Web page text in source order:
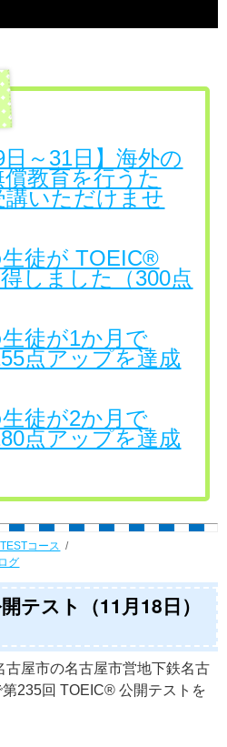
日～31日】海外の
教育を行うた
いただけませ
徒が TOEIC®
しました（300点
徒が1か月で
点アップを達成
徒が2か月で
点アップを達成
コース
グ
テスト（11月18日）
屋市の名古屋市営地下鉄名古
235回 TOEIC® 公開テストを